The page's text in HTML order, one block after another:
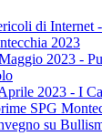
di Internet
2023
2023 -
2023 - I
SPG
su